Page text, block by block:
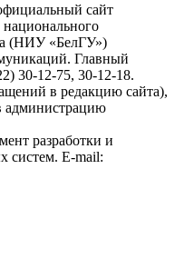
сайт
национального
(НИУ «БелГУ»)
Главный
30-12-75, 30-12-18.
в редакцию сайта),
администрацию
разработки и
систем. E-mail: